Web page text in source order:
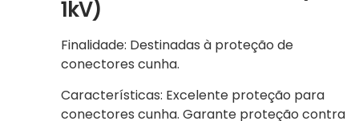
1kV)
Finalidade: Destinadas à proteção de
conectores cunha.
Características: Excelente proteção para
conectores cunha. Garante proteção contra